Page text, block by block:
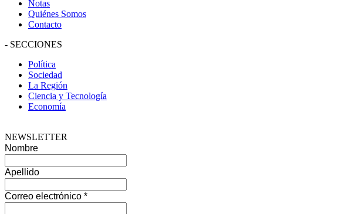
Notas
Quiénes Somos
Contacto
- SECCIONES
Política
Sociedad
La Región
Ciencia y Tecnología
Economía
NEWSLETTER
Nombre
Apellido
Correo electrónico *